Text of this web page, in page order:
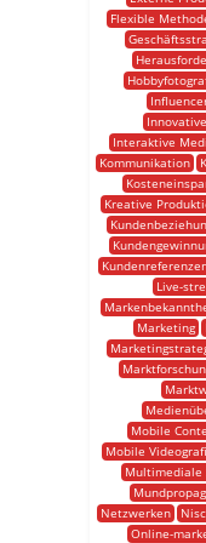
Flexible
Interaktive
Kommunikation
Kreative
Live-
Marketing
Mobile
Mobile
Multimediale
Netzwerken
Online-